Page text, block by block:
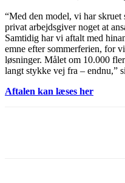
“Med den model, vi har skruet
privat arbejdsgiver noget at
Samtidig har vi aftalt med
emne efter sommerferien, for
løsninger. Målet om 10.000
langt stykke vej fra – endnu,”
Aftalen kan læses her